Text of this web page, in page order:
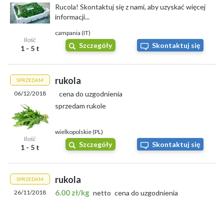
Ilość
1 - 5 t
Rucola! Skontaktuj się z nami, aby uzyskać więcej
informacji...
campania (IT)
Szczegóły Skontaktuj się
SPRZEDAM
06/12/2018
Ilość
1 - 5 t
rukola
cena do uzgodnienia
sprzedam rukole
wielkopolskie (PL)
Szczegóły Skontaktuj się
SPRZEDAM
26/11/2018
rukola
6.00 zł/kg netto cena do uzgodnienia